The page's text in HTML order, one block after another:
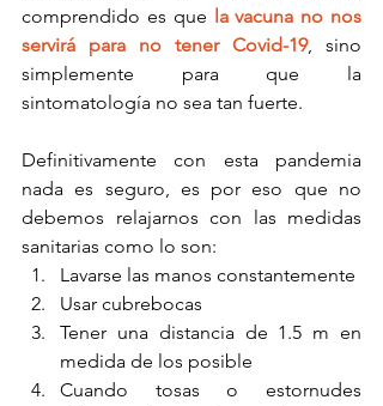
comprendido es que la vacuna no nos
servirá para no tener Covid-19, sino
simplemente para que la
sintomatología no sea tan fuerte.
Definitivamente con esta pandemia
nada es seguro, es por eso que no
debemos relajarnos con las medidas
sanitarias como lo son:
Lavarse las manos constantemente
Usar cubrebocas
Tener una distancia de 1.5 m en
medida de los posible
Cuando tosas o estornudes